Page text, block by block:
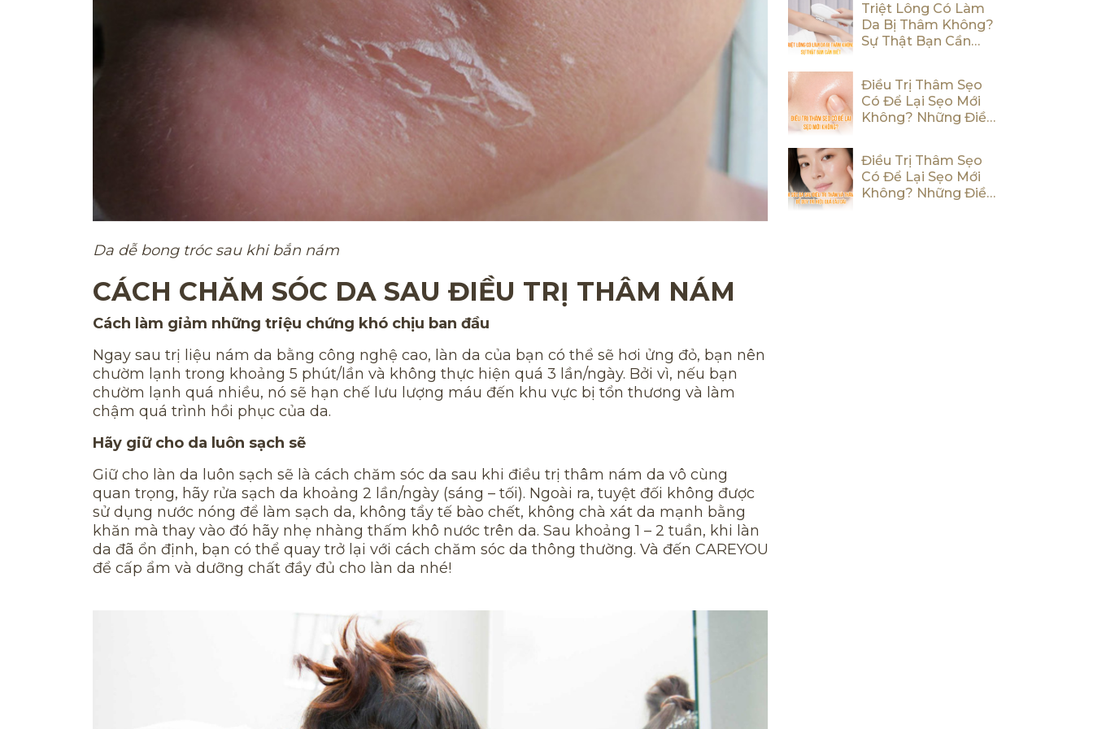
Da dễ bong tróc sau khi bắn nám
CÁCH CHĂM SÓC DA SAU ĐIỀU TRỊ THÂM NÁM
Cách làm giảm những triệu chứng khó chịu ban đầu
Ngay sau trị liệu nám da bằng công nghệ cao, làn da của bạn có thể sẽ hơi ửng đỏ, bạn nên
chườm lạnh trong khoảng 5 phút/lần và không thực hiện quá 3 lần/ngày. Bởi vì, nếu bạn
chườm lạnh quá nhiều, nó sẽ hạn chế lưu lượng máu đến khu vực bị tổn thương và làm
chậm quá trình hồi phục của da.
Hãy giữ cho da luôn sạch sẽ
Giữ cho làn da luôn sạch sẽ là cách chăm sóc da sau khi điều trị thâm nám da vô cùng
quan trọng, hãy rửa sạch da khoảng 2 lần/ngày (sáng – tối). Ngoài ra, tuyệt đối không được
sử dụng nước nóng để làm sạch da, không tẩy tế bào chết, không chà xát da mạnh bằng
khăn mà thay vào đó hãy nhẹ nhàng thấm khô nước trên da. Sau khoảng 1 – 2 tuần, khi làn
da đã ổn định, bạn có thể quay trở lại với cách chăm sóc da thông thường. Và đến CAREYOU
để cấp ẩm và dưỡng chất đầy đủ cho làn da nhé!
Triệt Lông Có Làm
Da Bị Thâm Không?
Sự Thật Bạn Cần
Điều Trị Thâm Sẹo
Có Để Lại Sẹo Mới
Không? Những Điều
Điều Trị Thâm Sẹo
Có Để Lại Sẹo Mới
Không? Những Điều